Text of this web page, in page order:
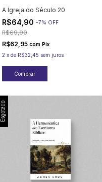
A Igreja do Século 20
R$64,90 -7% OFF
R$69,90
R$62,95 com Pix
2 x de R$32,45 sem juros
Esgotado